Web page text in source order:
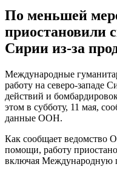
По меньшей
приостановили
Сирии из-за
Международные
работу на северо-западе
действий и
этом в субботу, 11 мая,
данные ООН.
Как сообщает ведомство
помощи, работу
включая Международную